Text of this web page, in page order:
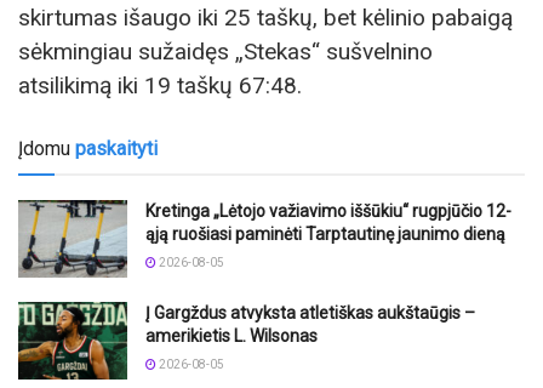
skirtumas išaugo iki 25 taškų, bet kėlinio pabaigą
sėkmingiau sužaidęs „Stekas“ sušvelnino
atsilikimą iki 19 taškų 67:48.
Įdomu paskaityti
Kretinga „Lėtojo važiavimo iššūkiu“ rugpjūčio 12-
ąją ruošiasi paminėti Tarptautinę jaunimo dieną
2026-08-05
Į Gargždus atvyksta atletiškas aukštaūgis –
amerikietis L. Wilsonas
2026-08-05